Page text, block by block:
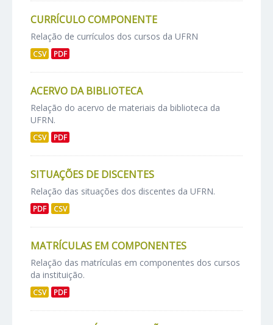
CURRÍCULO COMPONENTE
Relação de currículos dos cursos da UFRN
CSV PDF
ACERVO DA BIBLIOTECA
Relação do acervo de materiais da biblioteca da
UFRN.
CSV PDF
SITUAÇÕES DE DISCENTES
Relação das situações dos discentes da UFRN.
PDF CSV
MATRÍCULAS EM COMPONENTES
Relação das matrículas em componentes dos cursos
da instituição.
CSV PDF